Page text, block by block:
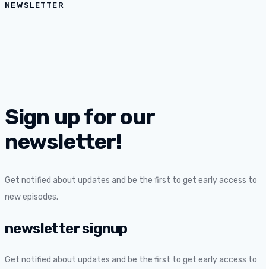
NEWSLETTER
Sign up for our
newsletter!
Get notified about updates and be the first to get early access to
new episodes.
newsletter signup
Get notified about updates and be the first to get early access to